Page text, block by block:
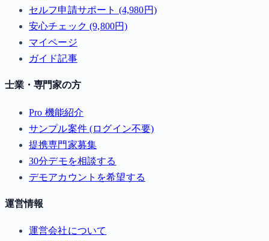
セルフ申請サポート (4,980円)
安心チェック (9,800円)
マイページ
ガイド記事
士業・専門家の方
Pro 機能紹介
サンプル案件 (ログイン不要)
提携専門家募集
30分デモを相談する
デモアカウントを希望する
運営情報
運営会社について